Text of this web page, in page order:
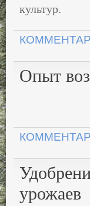
культур.
Опыт
урожаев